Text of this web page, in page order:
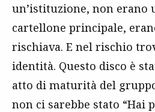
un’istituzione, non erano
cartellone principale,
rischiava. E nel rischio
identità. Questo disco è
atto di maturità del
non ci sarebbe stato “Hai